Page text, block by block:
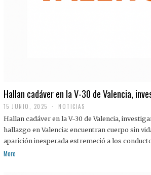
Hallan cadáver en la V-30 de Valencia,
15 JUNIO, 2025 NOTICIAS
Hallan cadáver en la V-30 de Valencia,
hallazgo en Valencia: encuentran cuerpo sin
aparición inesperada estremeció a los
More